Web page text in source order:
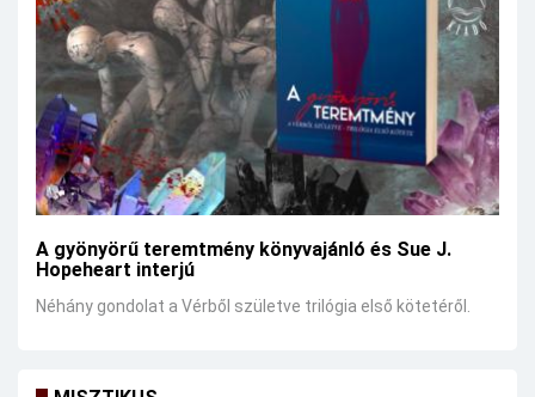
A gyönyörű teremtmény könyvajánló és Sue J.
Hopeheart interjú
Néhány gondolat a Vérből születve trilógia első kötetéről.